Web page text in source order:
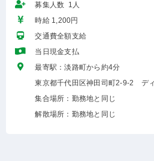
募集人数 1人
時給 1,200円
交通費全額支給
当日現金支払
最寄駅：淡路町から約4分
東京都千代田区神田司町2-9-2 デ
集合場所：勤務地と同じ
解散場所：勤務地と同じ